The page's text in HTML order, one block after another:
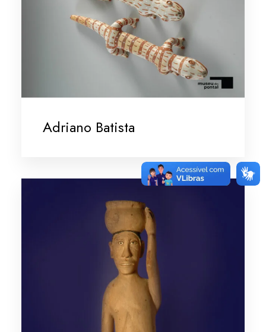
Adriano Batista